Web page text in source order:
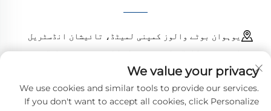
یوہوان بوٹے والوز کمپنی لمیٹڈ، تائیشان انڈسٹریل
اسٹیٹ، چنگانگ ٹاؤن، یوہوان کاؤنٹی، زھیجیانگ، چین
[email protected]
We value your privacy
We use cookies and similar tools to provide our services.
If you don't want to accept all cookies, click Personalize